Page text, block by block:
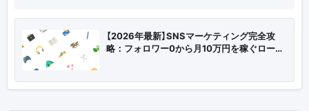
【2026年最新】SNSマーケティング完全攻
略：フォロワー0から月10万円を稼ぐロー…